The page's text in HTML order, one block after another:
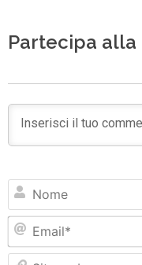
Partecipa